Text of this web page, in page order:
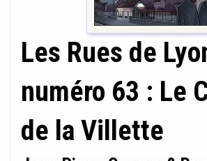
Les Rues de
numéro 63 : Le
de la Villette